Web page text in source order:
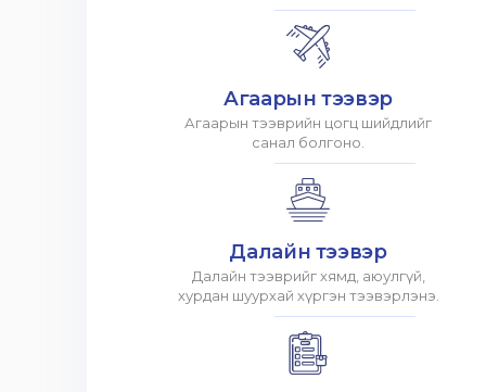
Агаарын тээвэр
Агаарын тээврийн цогц шийдлийг
санал болгоно.
Далайн тээвэр
Далайн тээврийг хямд, аюулгүй,
хурдан шуурхай хүргэн тээвэрлэнэ.